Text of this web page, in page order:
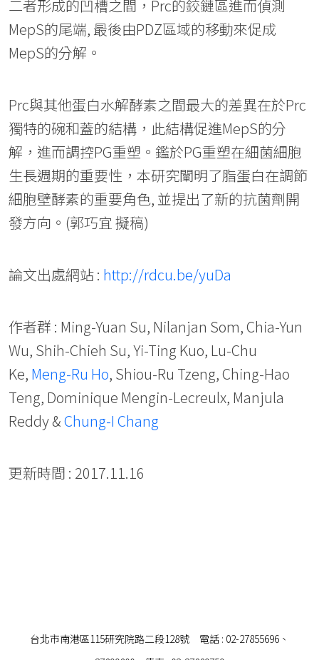
二者形成的凹槽之間，Prc的鉸鏈區進而偵測
MepS的尾端, 最後由PDZ區域的移動來促成
MepS的分解。
Prc與其他蛋白水解酵素之間最大的差異在於Prc
獨特的碗和蓋的結構，此結構促進MepS的分
解，進而調控PG重塑。鑑於PG重塑在細菌細胞
生長週期的重要性，本研究闡明了脂蛋白在調節
細胞壁酵素的重要角色, 並提出了新的抗菌劑開
發方向。(郭巧宜 擬稿)
論文出處網站 : http://rdcu.be/yuDa
作者群 : Ming-Yuan Su, Nilanjan Som, Chia-Yun
Wu, Shih-Chieh Su, Yi-Ting Kuo, Lu-Chu
Ke, Meng-Ru Ho, Shiou-Ru Tzeng, Ching-Hao
Teng, Dominique Mengin-Lecreulx, Manjula
Reddy &Chung-I Chang
更新時間 : 2017.11.16
台北市南港區115研究院路二段128號 電話 : 02-27855696、